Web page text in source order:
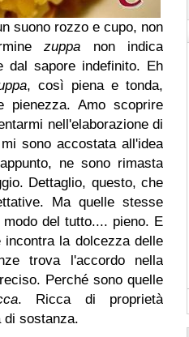
suono rozzo e cupo, non
zuppa non indica
dal sapore indefinito. Eh
, così piena e tonda,
pienezza. Amo scoprire
nell'elaborazione di
sono accostata all'idea
ne sono rimasta
Dettaglio, questo, che
Ma quelle stesse
del tutto.... pieno. E
la dolcezza delle
trova l'accordo nella
Perché sono quelle
. Ricca di proprietà
sostanza.